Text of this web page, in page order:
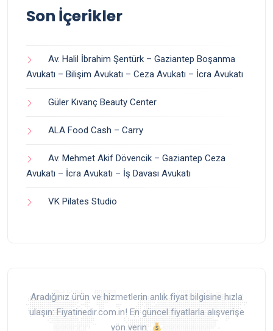
Son İçerikler
Av. Halil İbrahim Şentürk – Gaziantep Boşanma
Avukatı – Bilişim Avukatı – Ceza Avukatı – İcra Avukatı
Güler Kıvanç Beauty Center
ALA Food Cash – Carry
Av. Mehmet Akif Dövencik – Gaziantep Ceza
Avukatı – İcra Avukatı – İş Davası Avukatı
VK Pilates Studio
Aradığınız ürün ve hizmetlerin anlık fiyat bilgisine hızla
ulaşın: Fiyatinedir.com.in! En güncel fiyatlarla alışverişe
yön verin.